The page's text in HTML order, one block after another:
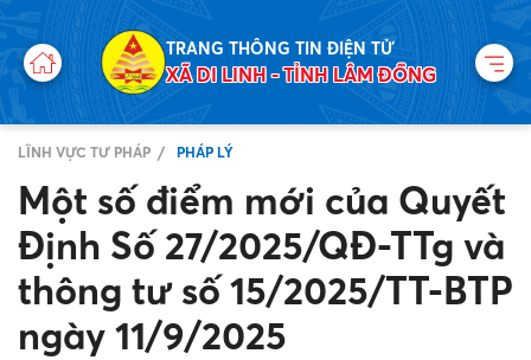
TRANG THÔNG TIN ĐIỆN TỬ
XÃ DI LINH - TỈNH LÂM ĐỒNG
LĨNH VỰC TƯ PHÁP PHÁP LÝ
Một số điểm mới của Quyết
Định Số 27/2025/QĐ-TTg và
thông tư số 15/2025/TT-BTP
ngày 11/9/2025